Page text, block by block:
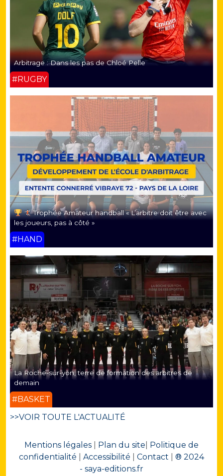
Arbitrage : Dans les pas de Chloé Pelle
#RUGBY
Trophée Amateur handball « L’arbitre doit être avec
les joueurs, pas à côté »
#HAND
La Roche-sur-yon, terre de formation des arbitres de
demain
#BASKET
>>VOIR TOUTE L'ACTUALITÉ
Mentions légales Plan du site
Politique de
confidentialité
Accessibilité Contact
® 2024
- saya-editions.fr